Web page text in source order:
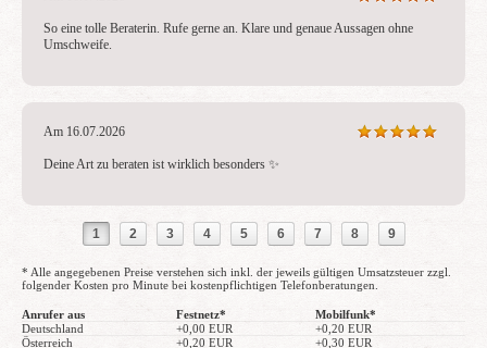
So eine tolle Beraterin. Rufe gerne an. Klare und genaue Aussagen ohne
Umschweife.
Am 16.07.2026
Deine Art zu beraten ist wirklich besonders ✨
1 2 3 4 5 6 7 8 9
* Alle angegebenen Preise verstehen sich inkl. der jeweils gültigen Umsatzsteuer zzgl.
folgender Kosten pro Minute bei kostenpflichtigen Telefonberatungen.
Anrufer aus Festnetz*
Mobilfunk*
Deutschland
+0,00 EUR
+0,20 EUR
Österreich
+0,20 EUR +0,30 EUR